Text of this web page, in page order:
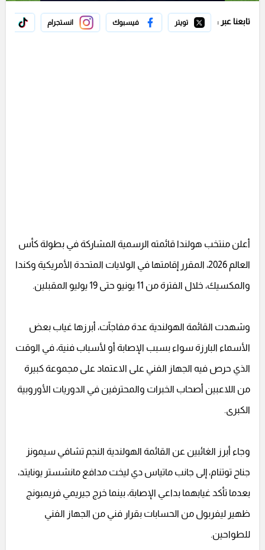
تابعنا عبر : تويتر فيسبوك انستجرام
أعلن منتخب هولندا قائمته الرسمية المشاركة في بطولة كأس
العالم 2026، المقرر إقامتها في الولايات المتحدة الأمريكية وكندا
والمكسيك، خلال الفترة من 11 يونيو حتى 19 يوليو المقبلين.
وشهدت القائمة الهولندية عدة مفاجآت، أبرزها غياب بعض
الأسماء البارزة سواء بسبب الإصابة أو لأسباب فنية، في الوقت
الذي حرص فيه الجهاز الفني على الاعتماد على مجموعة كبيرة
من اللاعبين أصحاب الخبرات والمحترفين في الدوريات الأوروبية
الكبرى.
وجاء أبرز الغائبين عن القائمة الهولندية النجم تشافي سيمونز
جناح توتنام، إلى جانب ماتياس دي ليخت مدافع مانشستر يونايتد،
بعدما تأكد غيابهما بداعي الإصابة، بينما خرج جيريمي فريمبونج
ظهير ليفربول من الحسابات بقرار فني من الجهاز الفني
للطواحين.